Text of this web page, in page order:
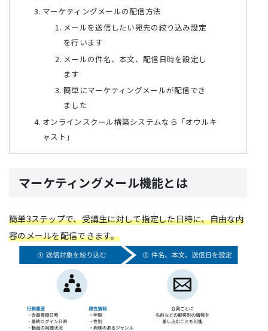
マーケティングメールの配信方法
メールを送信したい宛先の絞り込み設定
を行います
メールの件名、本文、配信日時を設定し
ます
簡単にマーケティングメールが配信でき
ました
オンラインスクール構築システムなら「オウルキ
ャスト」
マーケティングメール機能とは
簡単3ステップで、受講生に対して指定した日時に、自由な内
容のメールを配信できます。